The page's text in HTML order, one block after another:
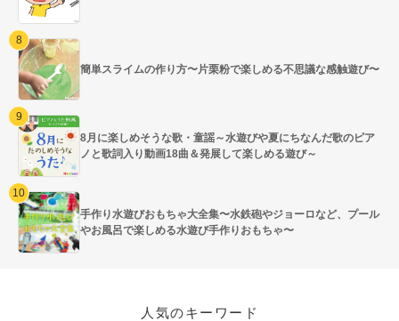
簡単スライムの作り方〜片栗粉で楽しめる不思議な感触遊び〜
8月に楽しめそうな歌・童謡～水遊びや夏にちなんだ歌のピア
ノと歌詞入り動画18曲＆発展して楽しめる遊び～
手作り水遊びおもちゃ大全集〜水鉄砲やジョーロなど、プール
やお風呂で楽しめる水遊び手作りおもちゃ〜
人気のキーワード